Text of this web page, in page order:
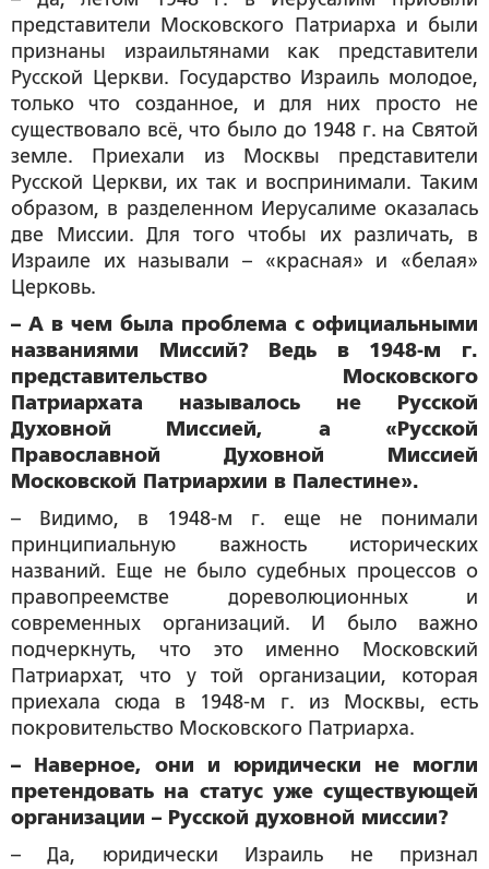
представители Московского Патриарха и были
признаны израильтянами как представители
Русской Церкви. Государство Израиль молодое,
только что созданное, и для них просто не
существовало всё, что было до 1948 г. на Святой
земле. Приехали из Москвы представители
Русской Церкви, их так и воспринимали. Таким
образом, в разделенном Иерусалиме оказалась
две Миссии. Для того чтобы их различать, в
Израиле их называли – «красная» и «белая»
Церковь.
– А в чем была проблема с официальными
названиями Миссий? Ведь в 1948-м г.
представительство Московского
Патриархата называлось не Русской
Духовной Миссией, а «Русской
Православной Духовной Миссией
Московской Патриархии в Палестине».
– Видимо, в 1948-м г. еще не понимали
принципиальную важность исторических
названий. Еще не было судебных процессов о
правопреемстве дореволюционных и
современных организаций. И было важно
подчеркнуть, что это именно Московский
Патриархат, что у той организации, которая
приехала сюда в 1948-м г. из Москвы, есть
покровительство Московского Патриарха.
– Наверное, они и юридически не могли
претендовать на статус уже существующей
организации – Русской духовной миссии?
– Да, юридически Израиль не признал